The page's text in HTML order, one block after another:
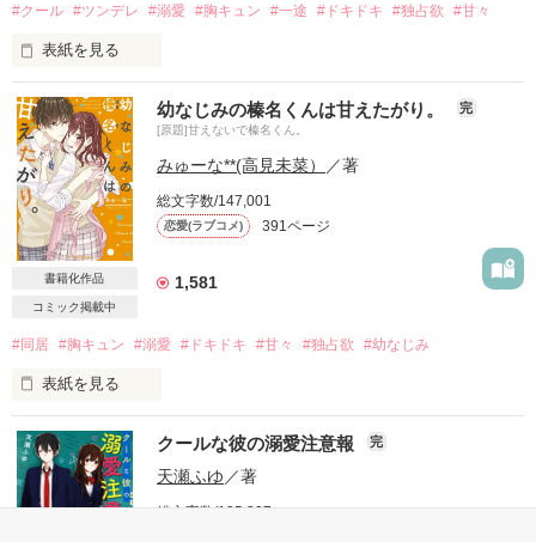
#クール #ツンデレ #溺愛 #胸キュン #一途 #ドキドキ #独占欲 #甘々
表紙を見る
原題：『今日も、工藤くんは手加減してくれない♡』
＊
私の悩み、それは－－－
クールで有名な特進科の人気者
工藤くんと付き合ってるんですが
｢工藤くん、ずるいよ……｣
いつも
私ばっかりドキドキさせられてるから
書籍化作品
コミック掲載中
幼なじみの榛名くんは甘えたがり。 完
[原題]甘えないで榛名くん。
みゅーな**(高見未菜） ／著
総文字数/147,001
恋愛(ラブコメ) 391ページ
1,581
#同居 #胸キュン #溺愛 #ドキドキ #甘々 #独占欲 #幼なじみ
表紙を見る
榛名くんは
クールな彼の溺愛注意報 完
天瀬ふゆ／著
総文字数/135,307